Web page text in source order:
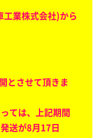
工業株式会社)から
とさせて頂きま
ては、上記期間
送が8月17日